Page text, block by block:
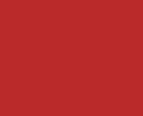
Aksi Donor